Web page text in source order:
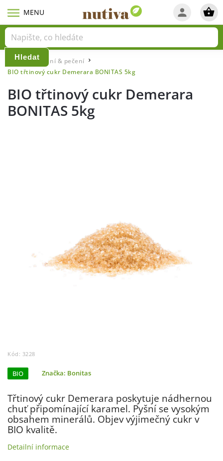
Hledat
Domů / Vaření & pečení
BIO třtinový cukr Demerara BONITAS 5kg
BIO třtinový cukr Demerara
BONITAS 5kg
Kód: 3228
BIO Značka: Bonitas
Třtinový cukr Demerara poskytuje nádhernou
chuť připomínající karamel. Pyšní se vysokým
obsahem minerálů. Objev výjimečný cukr v
BIO kvalitě.
Detailní informace